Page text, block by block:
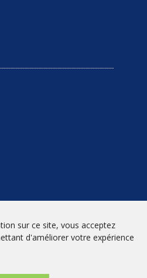
sur ce site, vous acceptez
d'améliorer votre expérience